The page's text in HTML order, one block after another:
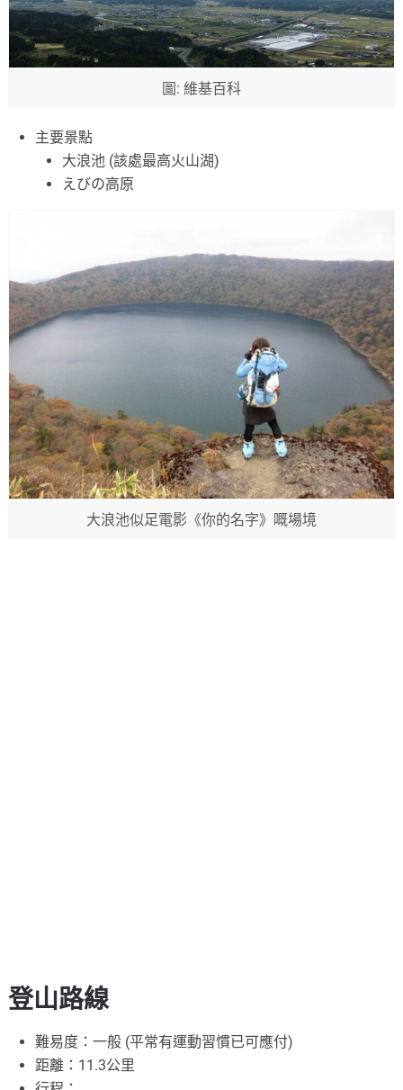
圖: 維基百科
主要景點
大浪池 (該處最高火山湖)
えびの高原
大浪池似足電影《你的名字》嘅場境
登山路線
難易度：一般 (平常有運動習慣已可應付)
距離：11.3公里